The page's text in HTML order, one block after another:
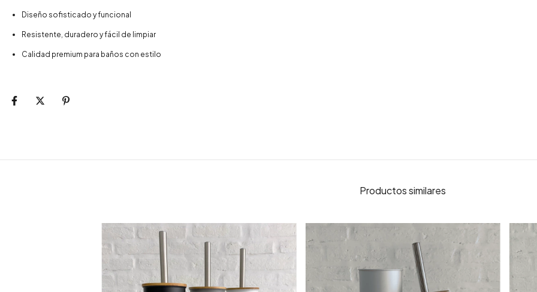
Diseño sofisticado y funcional
Resistente, duradero y fácil de limpiar
Calidad premium para baños con estilo
Productos similares